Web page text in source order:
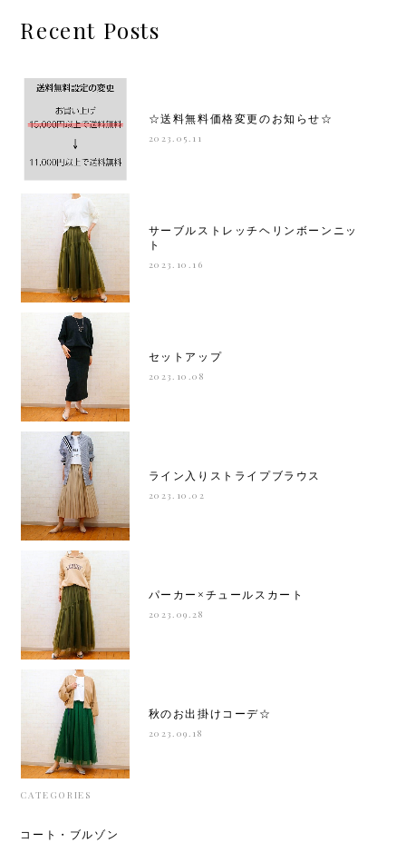
Recent Posts
☆送料無料価格変更のお知らせ☆
2023.05.11
サーブルストレッチヘリンボーンニッ
ト
2023.10.16
セットアップ
2023.10.08
ライン入りストライプブラウス
2023.10.02
パーカー×チュールスカート
2023.09.28
秋のお出掛けコーデ☆
2023.09.18
CATEGORIES
コート・ブルゾン